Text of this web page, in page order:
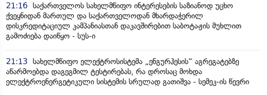
21:16 საქართველოს სახელმწიფო ინტერესების საზიანოდ უცხო
ქვეყნიდან მართულ და საქართველოდან მხარდაჭერილ
დისკრედიტაციულ კამპანიასთან დაკავშირებით საბოტაჟის მუხლით
გამოძიება დაიწყო - სუს-ი
21:13 სახელმწიფო ელექტროსისტემა „ენგურჰესის“ აგრეგატებზე
აწარმოებდა დაგეგმილ ტესტირებას, რა დროსაც მოხდა
ელექტროენერგეტიკული სისტემის სრულად გათიშვა - სემეკ-ის წევრი